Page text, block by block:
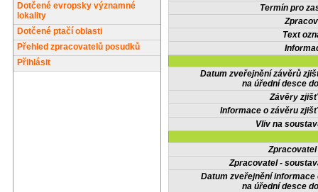
Dotčené evropsky významné
lokality
Dotčené ptačí oblasti
Přehled zpracovatelů posudků
Přihlásit
Termín pro
Text
Datum zveřejnění závěrů
na úřední desce
Závěry
Informace o závěru
Vliv na
Zpracovatel -
Datum zveřejnění informace
na úřední desce